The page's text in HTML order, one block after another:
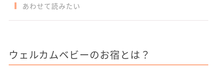
あわせて読みたい
ウェルカムベビーのお宿とは？